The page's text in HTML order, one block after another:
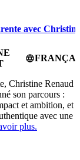
avec Christine
language
Christine Renaud
son parcours :
et ambition, et
avec une
plus.